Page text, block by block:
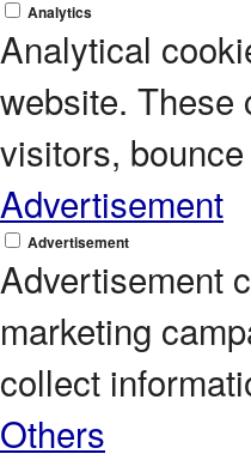
Analytics
Analytical
website. These
visitors,
Advertisement
Advertisement
Advertisement
marketing
collect
Others